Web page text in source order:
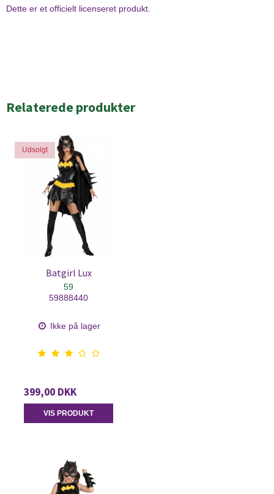
Dette er et officielt licenseret produkt.
Relaterede produkter
Udsolgt
Batgirl Lux
59
59888440
Ikke på lager
399,00 DKK
VIS PRODUKT